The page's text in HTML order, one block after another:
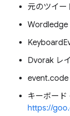
元のツイ
Dvorak レ
キーボー
https://